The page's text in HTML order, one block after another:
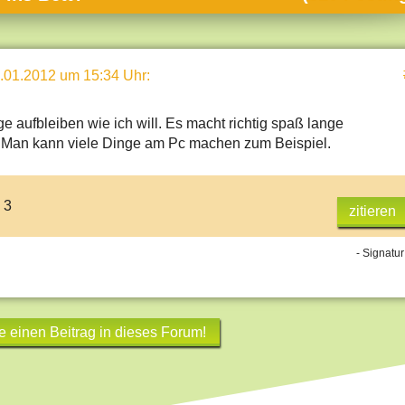
& Natur
& Politik
und Antworten
um 15:34 Uhr:
aufbleiben wie ich will. Es macht richtig spaß lange
kann viele Dinge am Pc machen zum Beispiel.
3 zitieren
-
einen Beitrag in dieses Forum!